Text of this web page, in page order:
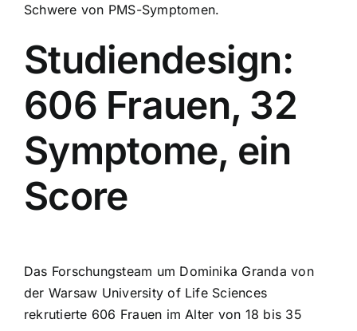
Schwere von PMS-Symptomen.
Studiendesign:
606 Frauen, 32
Symptome, ein
Score
Das Forschungsteam um Dominika Granda von
der Warsaw University of Life Sciences
rekrutierte 606 Frauen im Alter von 18 bis 35